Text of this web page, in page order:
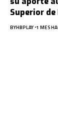
Superior
BYHBPLAY 1 MES